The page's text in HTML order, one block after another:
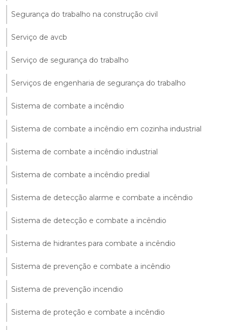
Segurança do trabalho na construção civil
Serviço de avcb
Serviço de segurança do trabalho
Serviços de engenharia de segurança do trabalho
Sistema de combate a incêndio
Sistema de combate a incêndio em cozinha industrial
Sistema de combate a incêndio industrial
Sistema de combate a incêndio predial
Sistema de detecção alarme e combate a incêndio
Sistema de detecção e combate a incêndio
Sistema de hidrantes para combate a incêndio
Sistema de prevenção e combate a incêndio
Sistema de prevenção incendio
Sistema de proteção e combate a incêndio